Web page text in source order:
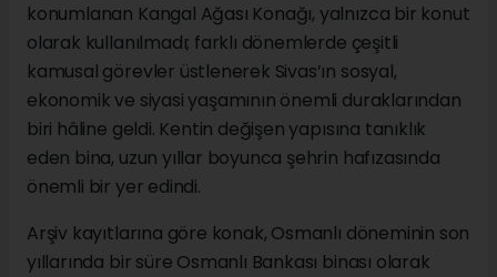
konumlanan Kangal Ağası Konağı, yalnızca bir konut
olarak kullanılmadı; farklı dönemlerde çeşitli
kamusal görevler üstlenerek Sivas’ın sosyal,
ekonomik ve siyasi yaşamının önemli duraklarından
biri hâline geldi. Kentin değişen yapısına tanıklık
eden bina, uzun yıllar boyunca şehrin hafızasında
önemli bir yer edindi.
Arşiv kayıtlarına göre konak, Osmanlı döneminin son
yıllarında bir süre Osmanlı Bankası binası olarak